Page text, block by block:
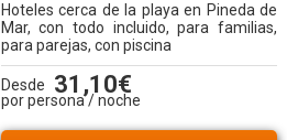
Hoteles cerca de la playa en Pineda de
Mar, con todo incluido, para familias,
para parejas, con piscina
Desde 31,10€
por persona / noche